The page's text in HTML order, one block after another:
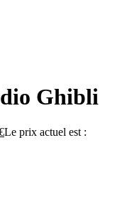
Ghibli
Le prix actuel est :